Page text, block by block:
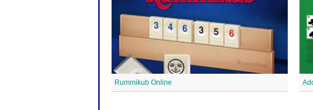
Rummikub Online